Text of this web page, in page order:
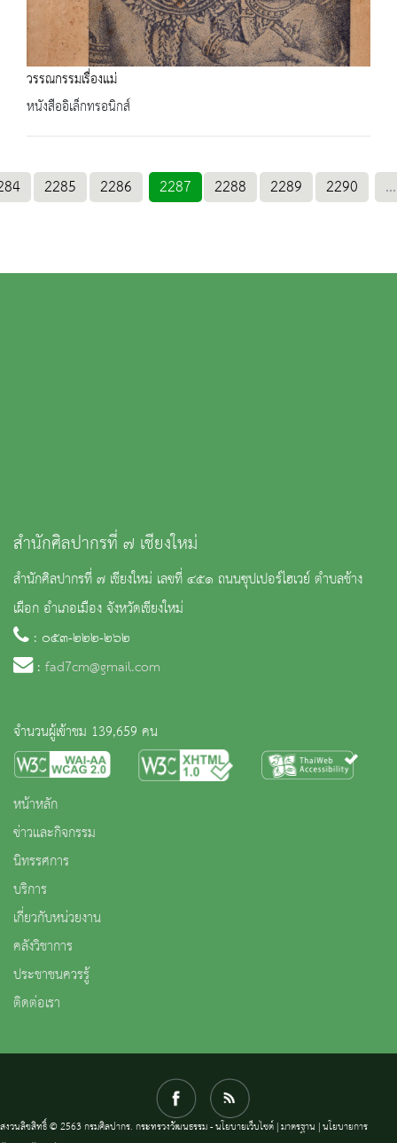
วรรณกรรมเรื่องแม่
หนังสืออิเล็กทรอนิกส์
2285 2286 2287 2288 2289 2290 ...
สำนักศิลปากรที่ ๗ เชียงใหม่
สำนักศิลปากรที่ ๗ เชียงใหม่ เลขที่ ๔๕๑ ถนนซุปเปอร์ไฮเวย์ ตำบลช้าง
เผือก อำเภอเมือง จังหวัดเชียงใหม่
: ๐๕๓-๒๒๒-๒๖๒
: fad7cm@gmail.com
จำนวนผู้เข้าชม 139,659 คน
หน้าหลัก
ข่าวและกิจกรรม
นิทรรศการ
บริการ
เกี่ยวกับหน่วยงาน
คลังวิชาการ
ประชาชนควรรู้
ติดต่อเรา
สงวนลิขสิทธิ์ © 2563 กรมศิลปากร. กระทรวงวัฒนธรรม -นโยบายเว็บไซต์|มาตรฐาน |นโยบายการ